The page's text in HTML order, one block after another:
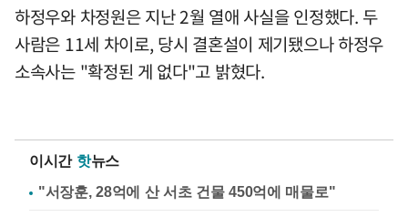
하정우와 차정원은 지난 2월 열애 사실을 인정했다. 두
사람은 11세 차이로, 당시 결혼설이 제기됐으나 하정우
소속사는 "확정된 게 없다"고 밝혔다.
이시간 핫뉴스
"서장훈, 28억에 산 서초 건물 450억에 매물로"